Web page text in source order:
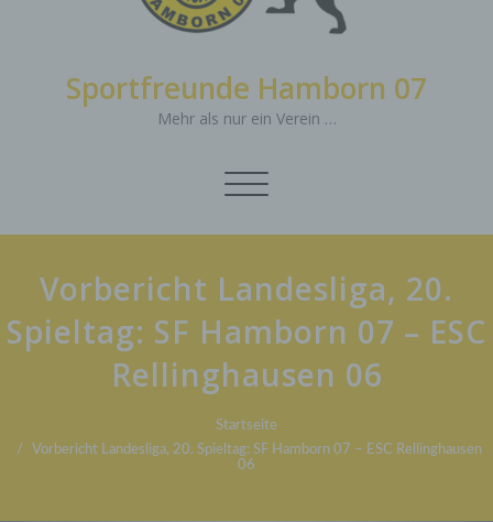
Sportfreunde Hamborn 07
Mehr als nur ein Verein …
Schalte
Vorbericht Landesliga, 20.
Spieltag: SF Hamborn 07 – ESC
Rellinghausen 06
Startseite
Vorbericht Landesliga, 20. Spieltag: SF Hamborn 07 – ESC Rellinghausen
06